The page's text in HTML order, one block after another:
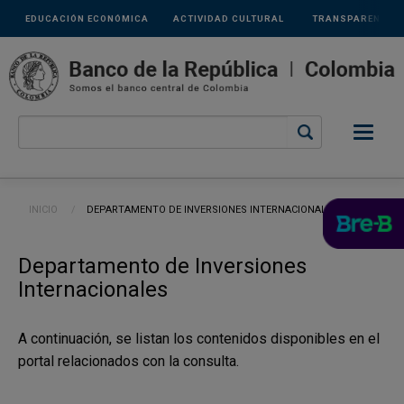
Pasar al contenido principal
Links
secundarios
ACTIVIDAD CULTURAL
EDUCACIÓN ECONÓMICA TRANSPARENCIA
Ruta de navegación
INICIO CURRENT:
DEPARTAMENTO DE INVERSIONES INTERNACIONALES
Departamento de Inversiones
Internacionales
A continuación, se listan los contenidos disponibles en el
portal relacionados con la consulta.